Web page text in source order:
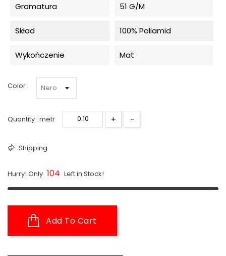
Gramatura 51 G/m
Skład 100% Poliamid
Wykończenie Mat
Color :
Quantity : metr + -
Shipping
Hurry! Only 104 Left in Stock!
Add To Cart